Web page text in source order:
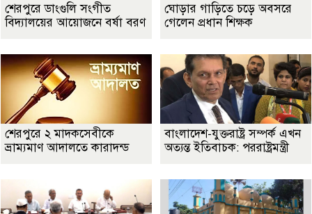
শেরপুরে ডাংগুলি সংগীত
বিদ্যালয়ের আয়োজনে বর্ষা বরণ
ঘোড়ার গাড়িতে চড়ে অবসরে
গেলেন প্রধান শিক্ষক
শেরপুরে ২ মাদকসেবীকে
ভ্রাম্যমাণ আদালতে কারাদন্ড
বাংলাদেশ-যুক্তরাষ্ট্র সম্পর্ক এখন
অত্যন্ত ইতিবাচক: পররাষ্ট্রমন্ত্রী